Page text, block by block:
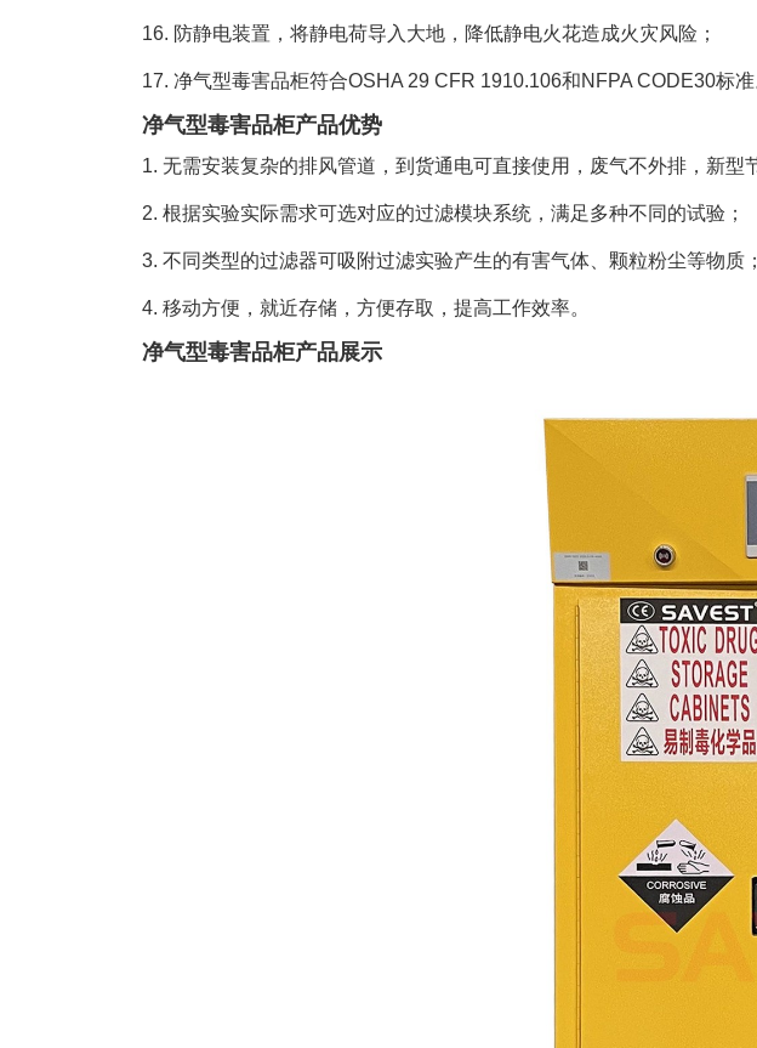
16. 防静电装置，将静电荷导入大地，降低静电火花造成火灾风险；
17. 净气型毒害品柜符合OSHA 29 CFR 1910.106和NFPA CODE30标准
净气型毒害品柜产品优势
1. 无需安装复杂的排风管道，到货通电可直接使用，废气不外排，新型
2. 根据实验实际需求可选对应的过滤模块系统，满足多种不同的试验；
3. 不同类型的过滤器可吸附过滤实验产生的有害气体、颗粒粉尘等物质；
4. 移动方便，就近存储，方便存取，提高工作效率。
净气型毒害品柜产品展示